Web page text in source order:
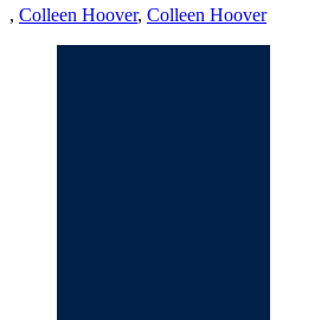
, Colleen Hoover, Colleen Hoover